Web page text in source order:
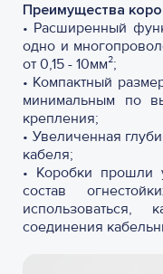
Преимущества
• Расширенный
одно и
от 0,15 - 10мм²;
• Компактный
минимальным по
крепления;
• Увеличенная
кабеля;
• Коробки прошли
состав
соединения